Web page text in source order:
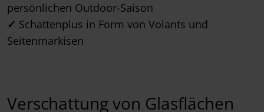
persönlichen Outdoor-Saison
✓ Schattenplus in Form von Volants und
Seitenmarkisen
Verschattung von Glasflächen